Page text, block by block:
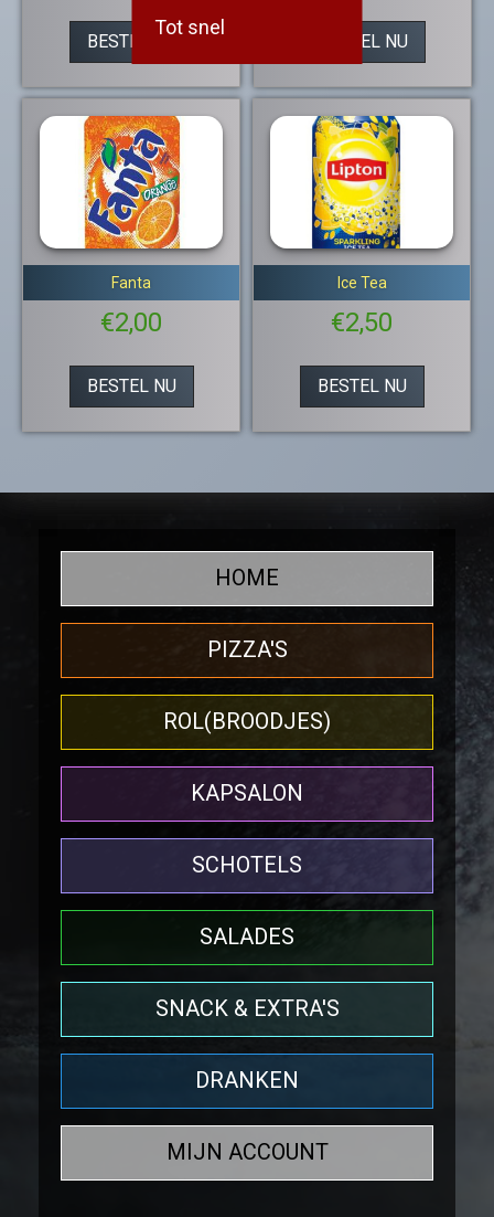
BESTEL NU BESTEL NU
Fanta
€2,00
BESTEL NU
Ice Tea
€2,50
BESTEL NU
HOME
PIZZA'S
ROL(BROODJES)
KAPSALON
SCHOTELS
SALADES
SNACK & EXTRA'S
DRANKEN
MIJN ACCOUNT
Tot snel